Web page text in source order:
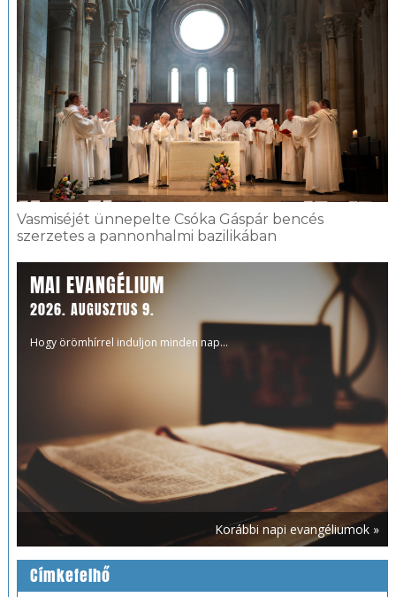
Vasmiséjét ünnepelte Csóka Gáspár bencés
szerzetes a pannonhalmi bazilikában
MAI EVANGÉLIUM
2026. AUGUSZTUS 9.
Hogy örömhírrel induljon minden nap...
Korábbi napi evangéliumok »
Címkefelhő